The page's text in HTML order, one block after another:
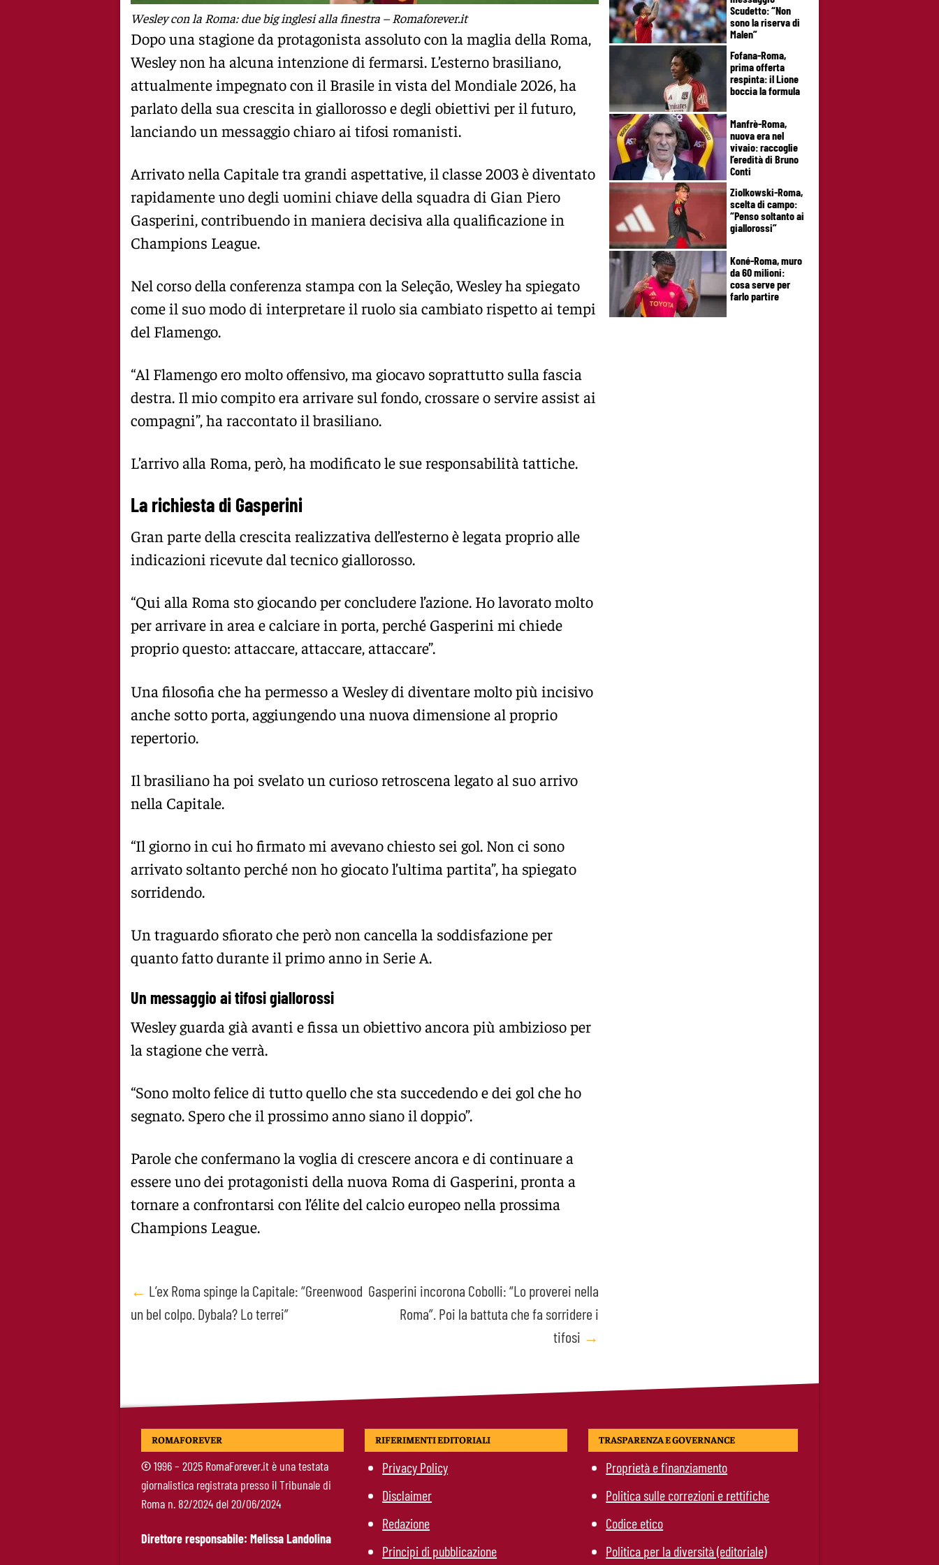
Wesley con la Roma: due big inglesi alla finestra – Romaforever.it
Dopo una stagione da protagonista assoluto con la maglia della Roma,
Wesley non ha alcuna intenzione di fermarsi. L’esterno brasiliano,
attualmente impegnato con il Brasile in vista del Mondiale 2026, ha
parlato della sua crescita in giallorosso e degli obiettivi per il futuro,
lanciando un messaggio chiaro ai tifosi romanisti.
Arrivato nella Capitale tra grandi aspettative, il classe 2003 è diventato
rapidamente uno degli uomini chiave della squadra di Gian Piero
Gasperini, contribuendo in maniera decisiva alla qualificazione in
Champions League.
Nel corso della conferenza stampa con la Seleção, Wesley ha spiegato
come il suo modo di interpretare il ruolo sia cambiato rispetto ai tempi
del Flamengo.
“Al Flamengo ero molto offensivo, ma giocavo soprattutto sulla fascia
destra. Il mio compito era arrivare sul fondo, crossare o servire assist ai
compagni”, ha raccontato il brasiliano.
L’arrivo alla Roma, però, ha modificato le sue responsabilità tattiche.
La richiesta di Gasperini
Gran parte della crescita realizzativa dell’esterno è legata proprio alle
indicazioni ricevute dal tecnico giallorosso.
“Qui alla Roma sto giocando per concludere l’azione. Ho lavorato molto
per arrivare in area e calciare in porta, perché Gasperini mi chiede
proprio questo: attaccare, attaccare, attaccare”.
Una filosofia che ha permesso a Wesley di diventare molto più incisivo
anche sotto porta, aggiungendo una nuova dimensione al proprio
repertorio.
Il brasiliano ha poi svelato un curioso retroscena legato al suo arrivo
nella Capitale.
“Il giorno in cui ho firmato mi avevano chiesto sei gol. Non ci sono
arrivato soltanto perché non ho giocato l’ultima partita”, ha spiegato
sorridendo.
Un traguardo sfiorato che però non cancella la soddisfazione per
quanto fatto durante il primo anno in Serie A.
Un messaggio ai tifosi giallorossi
Wesley guarda già avanti e fissa un obiettivo ancora più ambizioso per
la stagione che verrà.
“Sono molto felice di tutto quello che sta succedendo e dei gol che ho
segnato. Spero che il prossimo anno siano il doppio”.
Parole che confermano la voglia di crescere ancora e di continuare a
essere uno dei protagonisti della nuova Roma di Gasperini, pronta a
tornare a confrontarsi con l’élite del calcio europeo nella prossima
Champions League.
Post
navigation
← L’ex Roma spinge la Capitale: “Greenwood
un bel colpo. Dybala? Lo terrei”
Gasperini incorona Cobolli: “Lo proverei nella
Roma”. Poi la battuta che fa sorridere i
tifosi →
Scudetto: “Non
sono la riserva di
Malen”
Fofana-Roma,
prima offerta
respinta: il Lione
boccia la formula
Manfrè-Roma,
nuova era nel
vivaio: raccoglie
l’eredità di Bruno
Conti
Ziolkowski-Roma,
scelta di campo:
“Penso soltanto ai
giallorossi”
Koné-Roma, muro
da 60 milioni:
cosa serve per
farlo partire
ROMAFOREVER
©1996 – 2025 RomaForever.it è una testata
giornalistica registrata presso il Tribunale di
Roma n. 82/2024 del 20/06/2024
Direttore responsabile: Melissa Landolina
RIFERIMENTI EDITORIALI
Privacy Policy
Disclaimer
Redazione
Principi di pubblicazione
TRASPARENZA E GOVERNANCE
Proprietà e finanziamento
Politica sulle correzioni e rettifiche
Codice etico
Politica per la diversità (editoriale)